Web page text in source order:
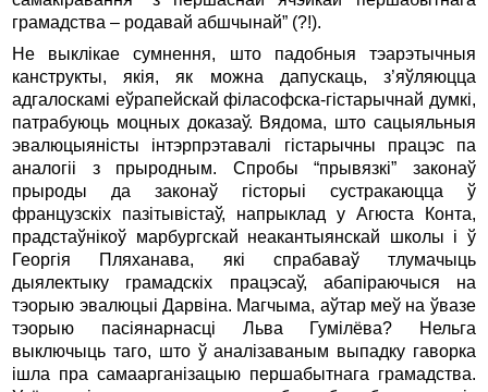
грамадства – родавай абшчынай” (?!).
Не выклікае сумнення, што падобныя тэарэтычныя
канструкты, якія, як можна дапускаць, з’яўляюцца
адгалоскамі еўрапейскай філасофска-гістарычнай думкі,
патрабуюць моцных доказаў. Вядома, што сацыяльныя
эвалюцыяністы інтэрпрэтавалі гістарычны працэс па
аналогіі з прыродным. Спробы “прывязкі” законаў
прыроды да законаў гісторыі сустракаюцца ў
французскіх пазітывістаў, напрыклад у Агюста Конта,
прадстаўнікоў марбургскай неакантыянскай школы і ў
Георгія Пляханава, які спрабаваў тлумачыць
дыялектыку грамадскіх працэсаў, абапіраючыся на
тэорыю эвалюцыі Дарвіна. Магчыма, аўтар меў на ўвазе
тэорыю пасіянарнасці Льва Гумілёва? Нельга
выключыць таго, што ў аналізаваным выпадку гаворка
ішла пра самаарганізацыю першабытнага грамадства.